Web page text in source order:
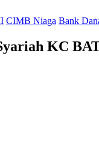
CIMB Niaga Bank
KC